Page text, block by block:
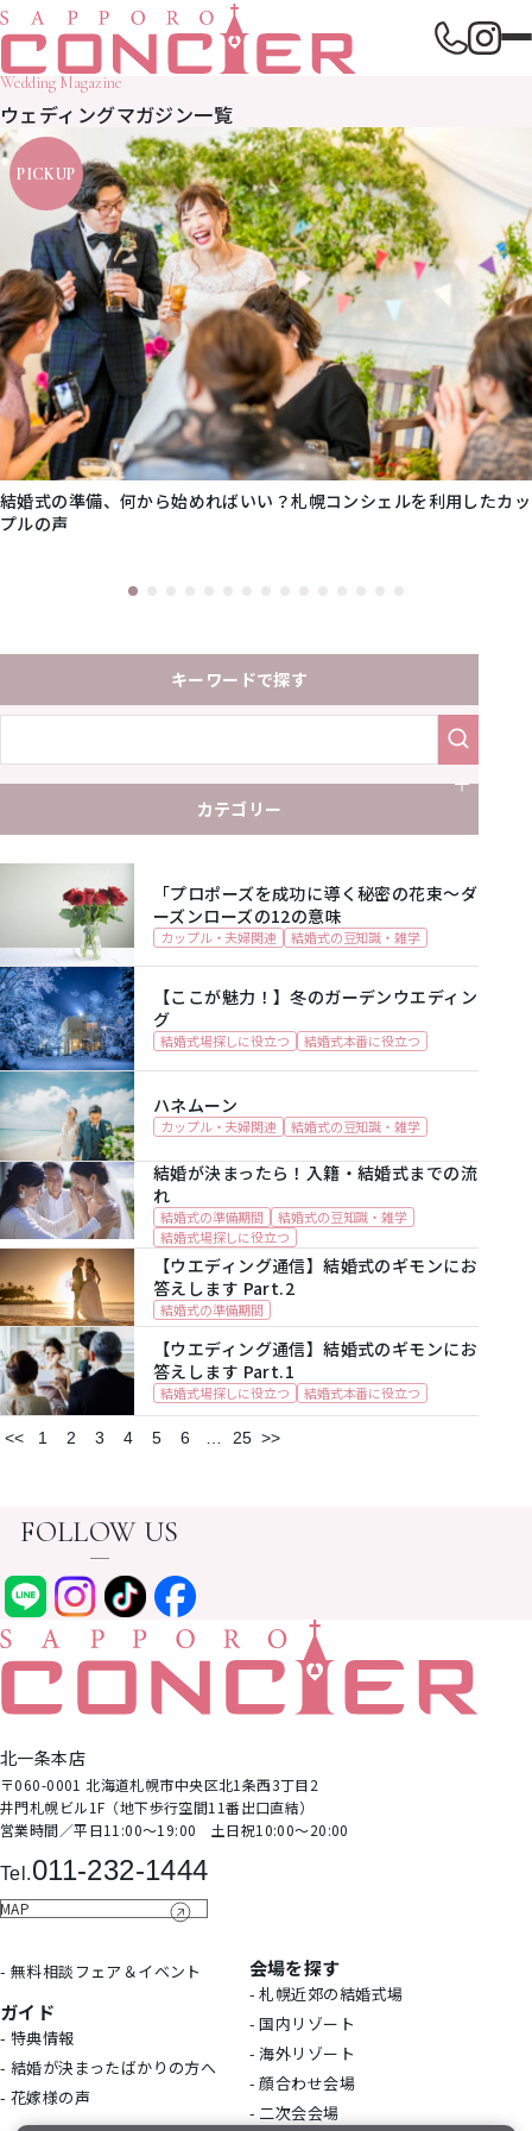
Wedding Magazine
ウェディングマガジン一覧
結婚式の準備、何から始めればいい？札幌コンシェルを利用したカッ
プルの声
キーワードで探す
カテゴリー
「プロポーズを成功に導く秘密の花束～ダ
ーズンローズの12の意味
カップル・夫婦関連 結婚式の豆知識・雑学
【ここが魅力！】冬のガーデンウエディン
グ
結婚式場探しに役立つ 結婚式本番に役立つ
ハネムーン
カップル・夫婦関連 結婚式の豆知識・雑学
結婚が決まったら！入籍・結婚式までの流
れ
結婚式の準備期間
結婚式の豆知識・雑学
結婚式場探しに役立つ
【ウエディング通信】結婚式のギモンにお
答えします Part.2
結婚式の準備期間
【ウエディング通信】結婚式のギモンにお
答えします Part.1
結婚式場探しに役立つ 結婚式本番に役立つ
<< 1 2 3 4 5 6 25 >>
FOLLOW US
北⼀条本店
〒060-0001 北海道札幌市中央区北1条⻄3丁⽬2
井⾨札幌ビル1F（地下歩⾏空間11番出⼝直結）
営業時間∕平日11:00～19:00 土日祝10:00～20:00
Tel.011-232-1444
MAP
- 無料相談フェア＆イベント
ガイド
- 特典情報
- 結婚が決まったばかりの方へ
- 花嫁様の声
会場を探す
- 札幌近郊の結婚式場
- 国内リゾート
- 海外リゾート
- 顔合わせ会場
- 二次会会場